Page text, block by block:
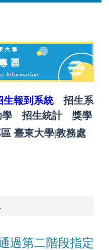
生報到系統
招生系
學 招生統計
獎學
臺東大學|教務處
過第二階段指定